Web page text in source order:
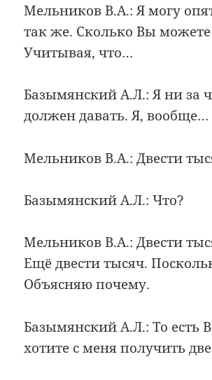
Мельников В.А.: Я могу
так же. Сколько Вы
Учитывая, что…
Базымянский А.Л.: Я ни за
должен давать. Я, вообще…
Мельников В.А.: Двести
Базымянский А.Л.: Что?
Мельников В.А.: Двести
Ещё двести тысяч.
Объясняю почему.
Базымянский А.Л.: То есть
хотите с меня получить